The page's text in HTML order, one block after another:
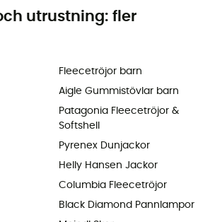
utrustning: fler
Fleecetröjor barn
Aigle Gummistövlar barn
Patagonia Fleecetröjor &
Softshell
Pyrenex Dunjackor
Helly Hansen Jackor
Columbia Fleecetröjor
Black Diamond Pannlampor